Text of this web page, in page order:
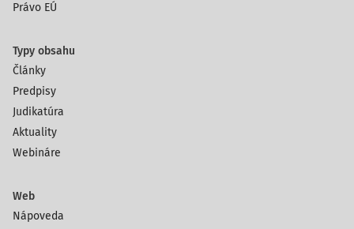
Právo EÚ
Typy obsahu
Články
Predpisy
Judikatúra
Aktuality
Webináre
Web
Nápoveda